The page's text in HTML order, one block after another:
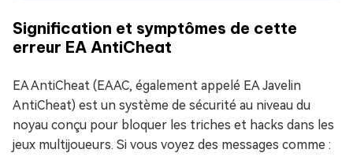
Signification et symptômes de cette
erreur EA AntiCheat
EA AntiCheat (EAAC, également appelé EA Javelin
AntiCheat) est un système de sécurité au niveau du
noyau conçu pour bloquer les triches et hacks dans les
jeux multijoueurs. Si vous voyez des messages comme :